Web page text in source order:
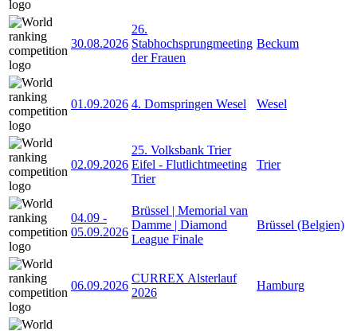
30.08.2026
26.
Stabhochsprungmeeting
der Frauen
Beckum
01.09.2026 4. Domspringen Wesel Wesel
02.09.2026
25. Volksbank Trier
Eifel - Flutlichtmeeting
Trier
Trier
04.09 -
05.09.2026
Brüssel | Memorial van
Damme | Diamond
League Finale
Brüssel (Belgien)
06.09.2026
CURREX Alsterlauf
2026
Hamburg